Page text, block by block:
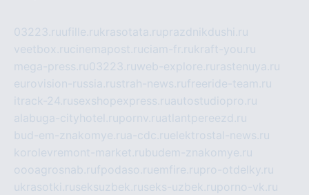
03223.ruufille.rukrasotata.ruprazdnikdushi.ru
veetbox.rucinemapost.ruciam-fr.rukraft-you.ru
mega-press.ru03223.ruweb-explore.ru rastenuya.ru
eurovision-russia.rustrah-news.rufreeride-team.ru
itrack-24.rusexshopexpress.ruautostudiopro.ru
alabuga-cityhotel.rupornv.ruatlantpereezd.ru
bud-em-znakomye.rua-cdc.ruelektrostal-news.ru
korolevremont-market.rubudem-znakomye.ru
oooagrosnab.rufpodaso.ruemfire.rupro-otdelky.ru
ukrasotki.ruseksuzbek.ruseks-uzbek.ruporno-vk.ru